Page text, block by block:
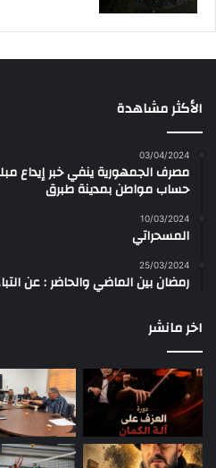
الأكثر مشاهدة
03/04/2024
مصرف الجمهورية ينفي خبر إيداع
حساب مواطن بمدينة طبرق
10/03/2024
المسحراتي
25/03/2024
رمضان بين الماضي والحاضر : عن
اخر مانشر